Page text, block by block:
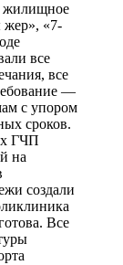
жилищное
жер», «7-
все
все
—
с упором
сроков.
ГЧП
на
создали
Все